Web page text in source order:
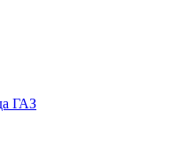
ГАЗ